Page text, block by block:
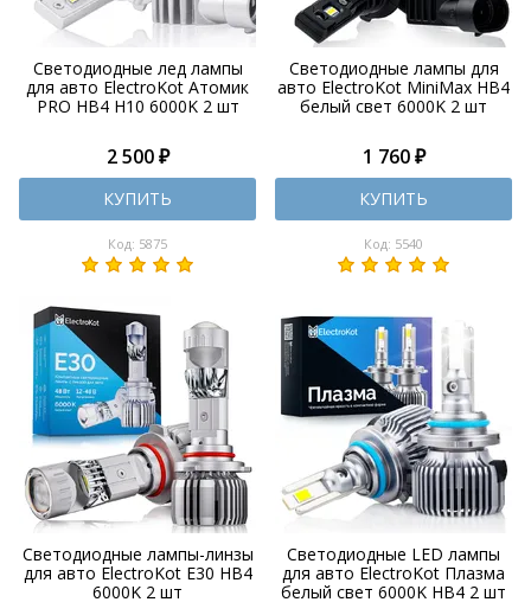
Светодиодные лед лампы
для авто ElectroKot Атомик
PRO HB4 H10 6000K 2 шт
2 500 ₽
КУПИТЬ
Код: 5875
Светодиодные лампы для
авто ElectroKot MiniMax HB4
белый свет 6000K 2 шт
1 760 ₽
КУПИТЬ
Код: 5540
Светодиодные лампы-линзы
для авто ElectroKot E30 HB4
6000K 2 шт
Светодиодные LED лампы
для авто ElectroKot Плазма
белый свет 6000K HB4 2 шт